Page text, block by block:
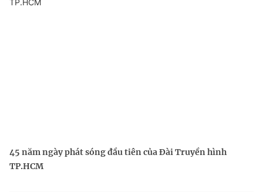
45 năm ngày phát sóng đầu tiên của Đài Truyền hình
TP.HCM